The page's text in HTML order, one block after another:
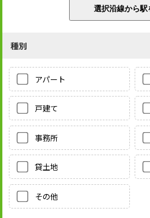
種別
アパート
戸建て
事務所
貸土地
その他